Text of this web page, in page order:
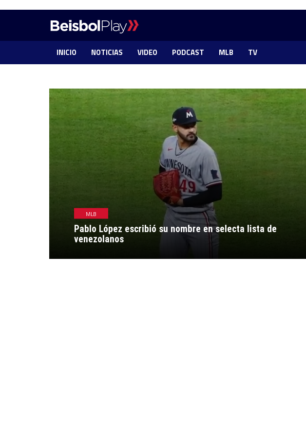
INICIO NOTICIAS VIDEO PODCAST MLB TV
MLB
Pablo López escribió su nombre en selecta lista de
venezolanos